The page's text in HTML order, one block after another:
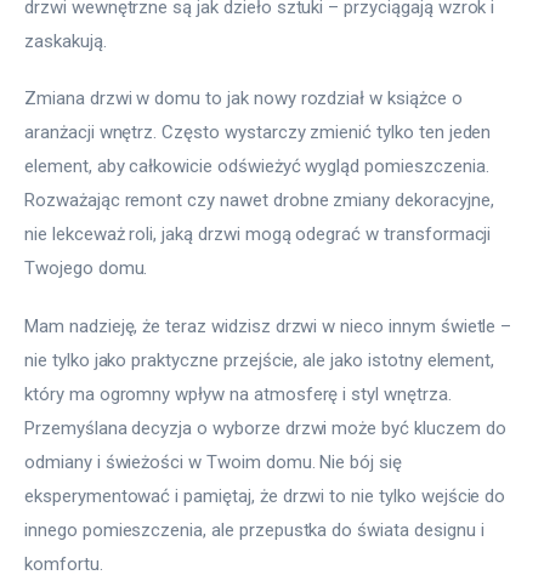
drzwi wewnętrzne są jak dzieło sztuki – przyciągają wzrok i
zaskakują.
Zmiana drzwi w domu to jak nowy rozdział w książce o
aranżacji wnętrz. Często wystarczy zmienić tylko ten jeden
element, aby całkowicie odświeżyć wygląd pomieszczenia.
Rozważając remont czy nawet drobne zmiany dekoracyjne,
nie lekceważ roli, jaką drzwi mogą odegrać w transformacji
Twojego domu.
Mam nadzieję, że teraz widzisz drzwi w nieco innym świetle –
nie tylko jako praktyczne przejście, ale jako istotny element,
który ma ogromny wpływ na atmosferę i styl wnętrza.
Przemyślana decyzja o wyborze drzwi może być kluczem do
odmiany i świeżości w Twoim domu. Nie bój się
eksperymentować i pamiętaj, że drzwi to nie tylko wejście do
innego pomieszczenia, ale przepustka do świata designu i
komfortu.